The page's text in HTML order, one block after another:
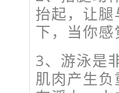
抬起，让
下，当你
3、游泳是
肌肉产生